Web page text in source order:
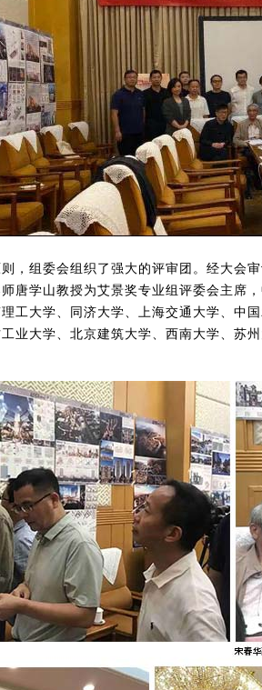
，组委会组织了强大的评审团。经大
唐学山教授为艾景奖专业组评委会主
工大学、同济大学、上海交通大学、
业大学、北京建筑大学、西南大学、